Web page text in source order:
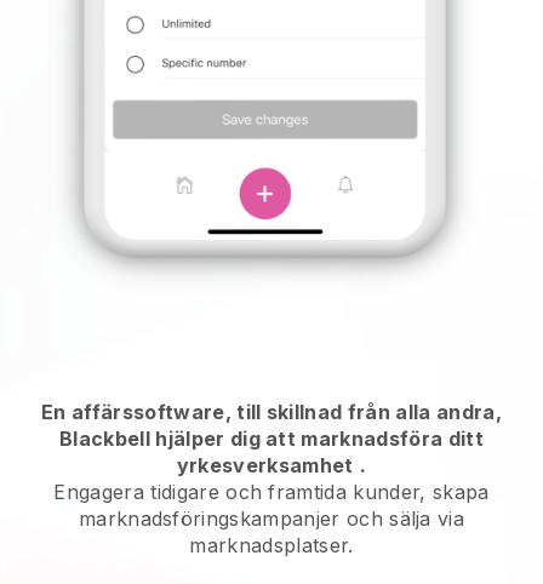
En affärssoftware, till skillnad från alla andra,
Blackbell hjälper dig att marknadsföra ditt
yrkesverksamhet .
Engagera tidigare och framtida kunder, skapa
marknadsföringskampanjer och sälja via
marknadsplatser.